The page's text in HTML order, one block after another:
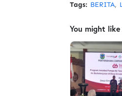
Tags: BERITA
You might like